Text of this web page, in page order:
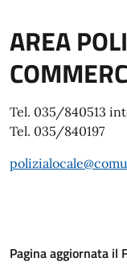
AREA
Tel. 035/840513
Tel. 035/840197
Pagina aggiornata il